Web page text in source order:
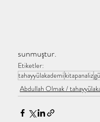
Şey Eksik, Her Şey
sunmuştur.
Etiketler:
tahayyülakademi kitapanaliz
Abdullah Olmak /